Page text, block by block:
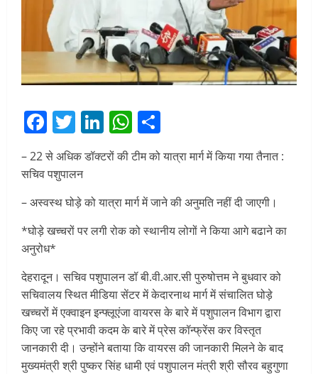
Facebook
Twitter
LinkedIn
WhatsApp
– 22 से अधिक डॉक्टरों की टीम को यात्रा मार्ग में किया गया तैनात :
सचिव पशुपालन
– अस्वस्थ घोड़े को यात्रा मार्ग में जाने की अनुमति नहीं दी जाएगी।
*घोड़े खच्चरों पर लगी रोक को स्थानीय लोगों ने किया आगे बढाने का
अनुरोध*
देहरादून। सचिव पशुपालन डॉ बी.वी.आर.सी पुरुषोत्तम ने बुधवार को
सचिवालय स्थित मीडिया सेंटर में केदारनाथ मार्ग में संचालित घोड़े
खच्चरों में एक्वाइन इन्फ्लूएंजा वायरस के बारे में पशुपालन विभाग द्वारा
किए जा रहे प्रभावी कदम के बारे में प्रेस कॉन्फ्रेंस कर विस्तृत
जानकारी दी। उन्होंने बताया कि वायरस की जानकारी मिलने के बाद
मुख्यमंत्री श्री पुष्कर सिंह धामी एवं पशुपालन मंत्री श्री सौरव बहुगुणा